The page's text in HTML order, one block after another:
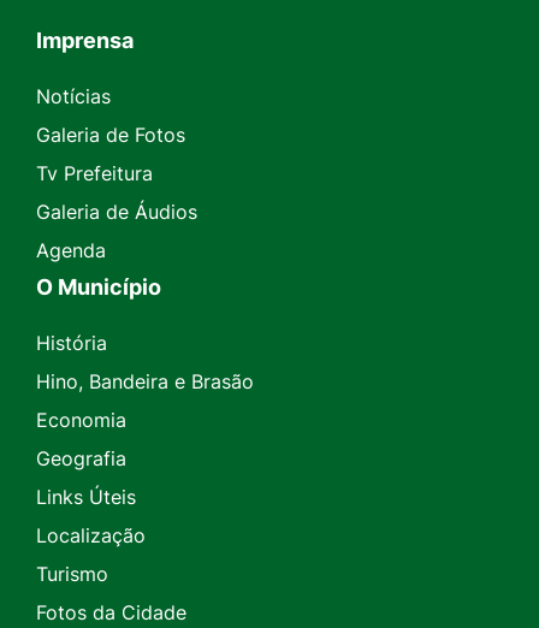
Seção do Rodapé e Contato
Imprensa
Notícias
Galeria de Fotos
Tv Prefeitura
Galeria de Áudios
Agenda
O Município
História
Hino, Bandeira e Brasão
Economia
Geografia
Links Úteis
Localização
Turismo
Fotos da Cidade